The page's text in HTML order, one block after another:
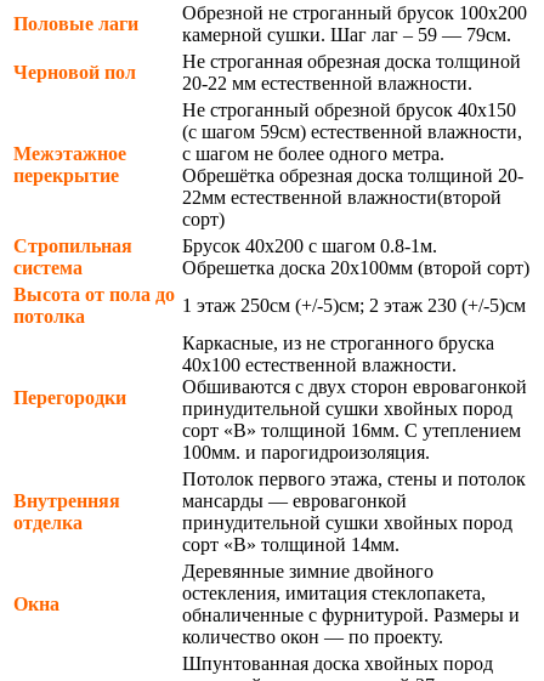
Половые лаги
Обрезной не строганный брусок 100х200
камерной сушки. Шаг лаг – 59 — 79см.
Черновой пол
Не строганная обрезная доска толщиной
20-22 мм естественной влажности.
Межэтажное
перекрытие
Не строганный обрезной брусок 40х150
(с шагом 59см) естественной влажности,
с шагом не более одного метра.
Обрешётка обрезная доска толщиной 20-
22мм естественной влажности(второй
сорт)
Стропильная
система
Брусок 40х200 с шагом 0.8-1м.
Обрешетка доска 20х100мм (второй сорт)
Высота от пола до
потолка
1 этаж 250см (+/-5)см; 2 этаж 230 (+/-5)см
Перегородки
Каркасные, из не строганного бруска
40х100 естественной влажности.
Обшиваются с двух сторон евровагонкой
принудительной сушки хвойных пород
сорт «В» толщиной 16мм. С утеплением
100мм. и парогидроизоляция.
Внутренняя
отделка
Потолок первого этажа, стены и потолок
мансарды — евровагонкой
принудительной сушки хвойных пород
сорт «В» толщиной 14мм.
Окна
Деревянные зимние двойного
остекления, имитация стеклопакета,
обналиченные с фурнитурой. Размеры и
количество окон — по проекту.
Шпунтованная доска хвойных пород